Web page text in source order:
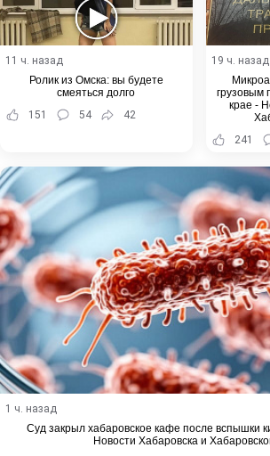
11 ч. назад
Ролик из Омска: вы будете
смеяться долго
151
54 42
19 ч. назад
грузовым
крае -
241
1 ч. назад
Суд закрыл хабаровское кафе после вспышки
Новости Хабаровска и